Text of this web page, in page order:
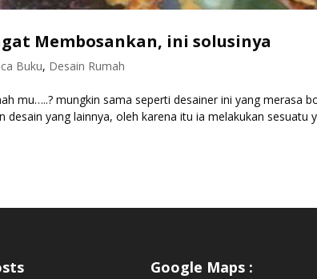
Membosankan, ini solusinya
Buku, Desain Rumah
mu…..? mungkin sama seperti desainer ini yang merasa
yang lainnya, oleh karena itu ia melakukan sesuatu
Google Maps :